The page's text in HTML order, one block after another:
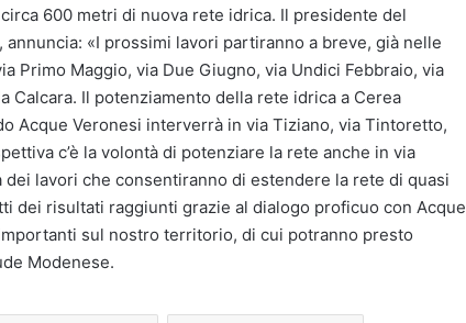
600 metri di nuova rete idrica. Il presidente del
«I prossimi lavori partiranno a breve, già nelle
Primo Maggio, via Due Giugno, via Undici Febbraio, via
Calcara. Il potenziamento della rete idrica a Cerea
Acque Veronesi interverrà in via Tiziano, via Tintoretto,
c’è la volontà di potenziare la rete anche in via
lavori che consentiranno di estendere la rete di quasi
dei risultati raggiunti grazie al dialogo proficuo con Acque
sul nostro territorio, di cui potranno presto
Modenese.